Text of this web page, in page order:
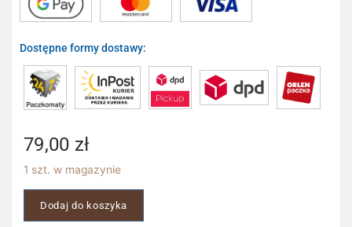
Dostępne formy dostawy:
79,00 zł
1 szt. w magazynie
Dodaj do koszyka